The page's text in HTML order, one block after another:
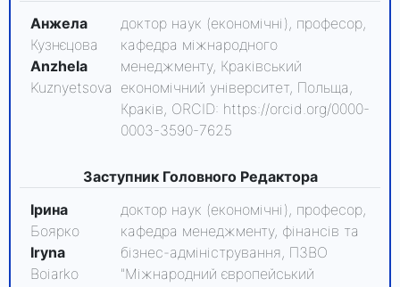
Анжела
Кузнєцова
Anzhela
Kuznyetsova
доктор наук (економічні), професор,
кафедра міжнародного
менеджменту, Краківський
економічний університет, Польща,
Краків, ORCID: https://orcid.org/0000-
0003-3590-7625
Заступник Головного Редактора
Ірина
Боярко
Iryna
Boiarko
доктор наук (економічні), професор,
кафедра менеджменту, фінансів та
бізнес-адміністрування, ПЗВО
"Міжнародний європейський